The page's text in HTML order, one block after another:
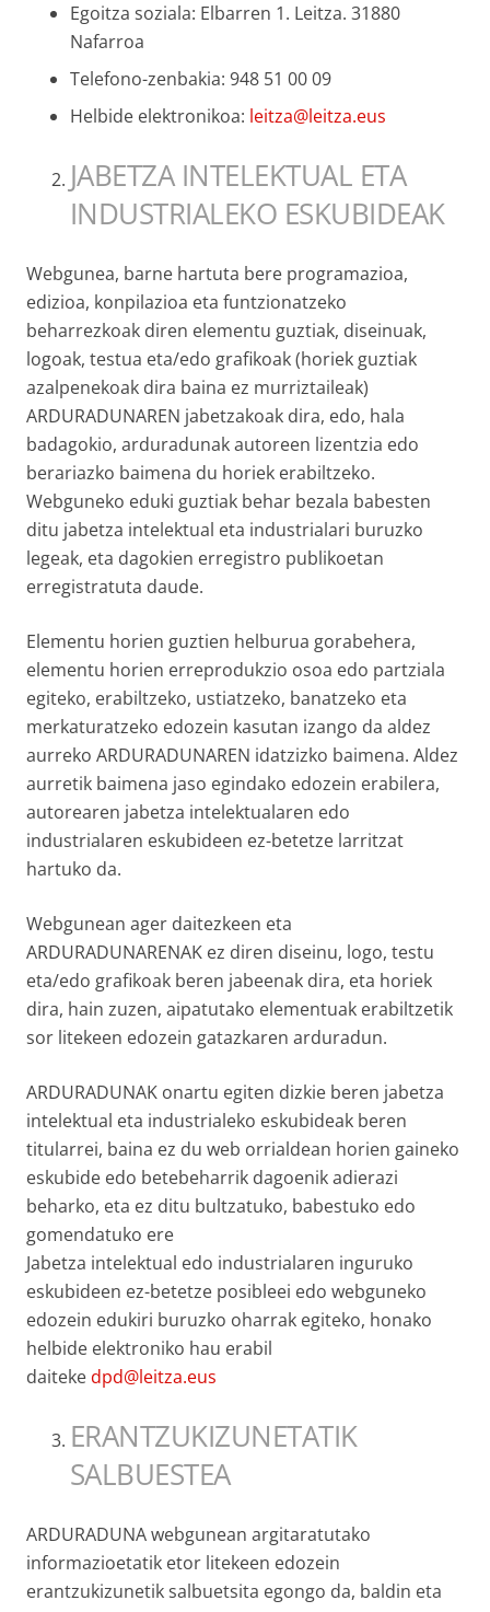
Egoitza soziala: Elbarren 1. Leitza. 31880
Nafarroa
Telefono-zenbakia: 948 51 00 09
Helbide elektronikoa: leitza@leitza.eus
JABETZA INTELEKTUAL ETA
INDUSTRIALEKO ESKUBIDEAK
Webgunea, barne hartuta bere programazioa,
edizioa, konpilazioa eta funtzionatzeko
beharrezkoak diren elementu guztiak, diseinuak,
logoak, testua eta/edo grafikoak (horiek guztiak
azalpenekoak dira baina ez murriztaileak)
ARDURADUNAREN jabetzakoak dira, edo, hala
badagokio, arduradunak autoreen lizentzia edo
berariazko baimena du horiek erabiltzeko.
Webguneko eduki guztiak behar bezala babesten
ditu jabetza intelektual eta industrialari buruzko
legeak, eta dagokien erregistro publikoetan
erregistratuta daude.
Elementu horien guztien helburua gorabehera,
elementu horien erreprodukzio osoa edo partziala
egiteko, erabiltzeko, ustiatzeko, banatzeko eta
merkaturatzeko edozein kasutan izango da aldez
aurreko ARDURADUNAREN idatzizko baimena. Aldez
aurretik baimena jaso egindako edozein erabilera,
autorearen jabetza intelektualaren edo
industrialaren eskubideen ez-betetze larritzat
hartuko da.
Webgunean ager daitezkeen eta
ARDURADUNARENAK ez diren diseinu, logo, testu
eta/edo grafikoak beren jabeenak dira, eta horiek
dira, hain zuzen, aipatutako elementuak erabiltzetik
sor litekeen edozein gatazkaren arduradun.
ARDURADUNAK onartu egiten dizkie beren jabetza
intelektual eta industrialeko eskubideak beren
titularrei, baina ez du web orrialdean horien gaineko
eskubide edo betebeharrik dagoenik adierazi
beharko, eta ez ditu bultzatuko, babestuko edo
gomendatuko ere
Jabetza intelektual edo industrialaren inguruko
eskubideen ez-betetze posibleei edo webguneko
edozein edukiri buruzko oharrak egiteko, honako
helbide elektroniko hau erabil
daitekedpd@leitza.eus
ERANTZUKIZUNETATIK
SALBUESTEA
ARDURADUNA webgunean argitaratutako
informazioetatik etor litekeen edozein
erantzukizunetik salbuetsita egongo da, baldin eta